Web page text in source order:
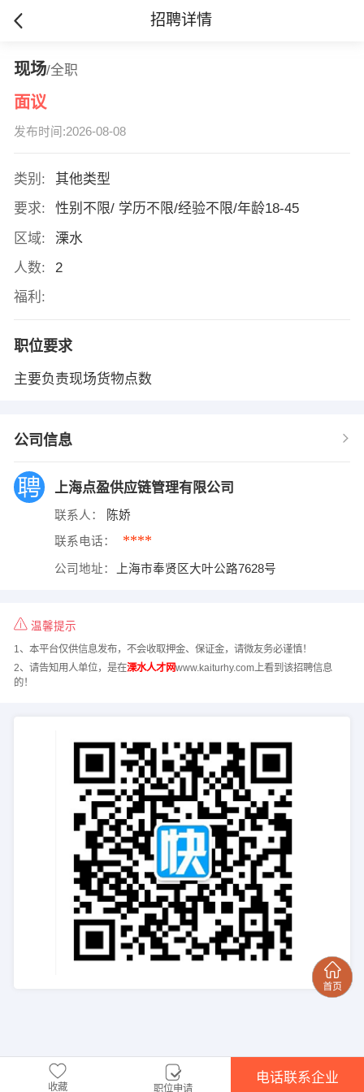
招聘详情
现场/全职
面议
发布时间:2026-08-08
类别:
其他类型
要求:
性别不限/ 学历不限/经验不限/年龄18-45
区域:
溧水
人数:
2
福利:
职位要求
主要负责现场货物点数
公司信息
上海点盈供应链管理有限公司
联系人： 陈娇
联系电话： ****
公司地址： 上海市奉贤区大叶公路7628号
温馨提示
1、本平台仅供信息发布，不会收取押金、保证金，请微友务必谨慎！
2、请告知用人单位，是在溧水人才网www.kaiturhy.com上看到该招聘信息
的！
收藏 职位申请
电话联系企业